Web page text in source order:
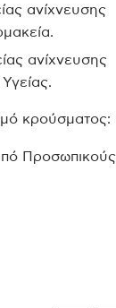
ανίχνευσης
ανίχνευσης
κρούσματος:
Προσωπικούς